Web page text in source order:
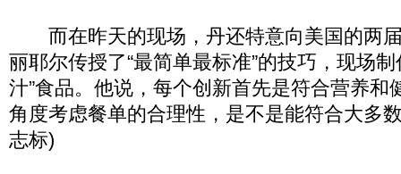
而在昨天的现场，丹还特意向美国的两
丽耶尔传授了“最简单最标准”的技巧，现场
汁”食品。他说，每个创新首先是符合营养和
角度考虑餐单的合理性，是不是能符合大多
志标)